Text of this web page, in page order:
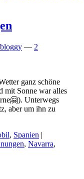
bloggy — 2
ganz schöne
mit Sonne war alles
Unterwegs
aber um ihn zu
, Spanien |
, Navarra,